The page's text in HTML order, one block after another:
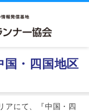
国・四国地区
アにて、『中国・四